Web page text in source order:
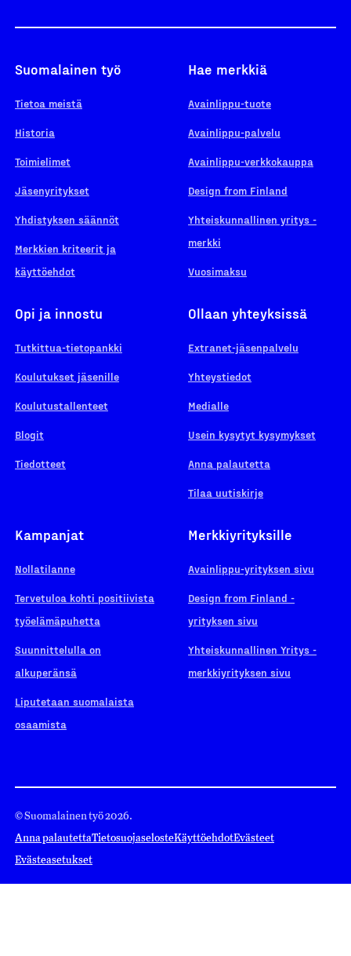
Suomalainen työ
Tietoa meistä
Historia
Toimielimet
Jäsenyritykset
Yhdistyksen säännöt
Merkkien kriteerit ja
käyttöehdot
Hae merkkiä
Avainlippu-tuote
Avainlippu-palvelu
Avainlippu-verkkokauppa
Design from Finland
Yhteiskunnallinen yritys -
merkki
Vuosimaksu
Opi ja innostu
Tutkittua-tietopankki
Koulutukset jäsenille
Koulutustallenteet
Blogit
Tiedotteet
Ollaan yhteyksissä
Extranet-jäsenpalvelu
Yhteystiedot
Medialle
Usein kysytyt kysymykset
Anna palautetta
Tilaa uutiskirje
Kampanjat
Nollatilanne
Tervetuloa kohti positiivista
työelämäpuhetta
Suunnittelulla on
alkuperänsä
Liputetaan suomalaista
osaamista
Merkkiyrityksille
Avainlippu-yrityksen sivu
Design from Finland -
yrityksen sivu
Yhteiskunnallinen Yritys -
merkkiyrityksen sivu
© Suomalainen työ 2026.
Anna palautettaTietosuojaselosteKäyttöehdotEvästeet
Evästeasetukset